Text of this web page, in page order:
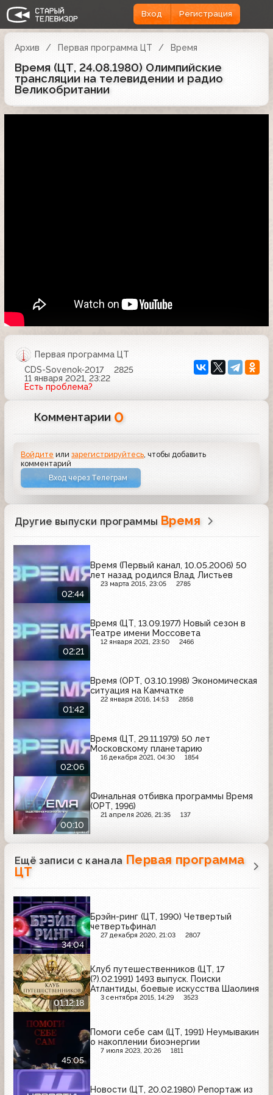
Вход Регистрация
Архив Первая программа ЦТ Время
Время (ЦТ, 24.08.1980) Олимпийские
трансляции на телевидении и радио
Великобритании
Первая программа ЦТ
CDS-Sovenok-2017
2825
11 января 2021, 23:22
Есть проблема?
Комментарии 0
Войдите илизарегистрируйтесь , чтобы добавить
комментарий
Вход через Телеграм
Другие выпуски программы Время
02:44
Время (Первый канал, 10.05.2006) 50
лет назад родился Влад Листьев
23 марта 2015, 23:05 2785
02:21
Время (ЦТ, 13.09.1977) Новый сезон в
Театре имени Моссовета
12 января 2021, 23:50 2466
01:42
Время (ОРТ, 03.10.1998) Экономическая
ситуация на Камчатке
22 января 2016, 14:53 2858
02:06
Время (ЦТ, 29.11.1979) 50 лет
Московскому планетарию
16 декабря 2021, 04:30 1854
00:10
Финальная отбивка программы Время
(ОРТ, 1996)
21 апреля 2026, 21:35 137
Ещё записи с канала Первая программа
ЦТ
34:04
Брэйн-ринг (ЦТ, 1990) Четвертый
четвертьфинал
27 декабря 2020, 21:03 2807
01:12:18
Клуб путешественников (ЦТ, 17
(?).02.1991) 1493 выпуск. Поиски
Атлантиды, боевые искусства Шаолиня
3 сентября 2015, 14:29 3523
45:05
Помоги себе сам (ЦТ, 1991) Неумывакин
о накоплении биоэнергии
7 июля 2023, 20:26 1811
Новости (ЦТ, 20.02.1980) Репортаж из